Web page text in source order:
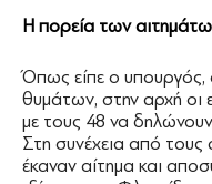
Η πορεία των
Όπως είπε ο υπουργός,
θυμάτων, στην αρχή οι
με τους 48 να δηλώνουν
Στη συνέχεια από τους
έκαναν αίτημα και